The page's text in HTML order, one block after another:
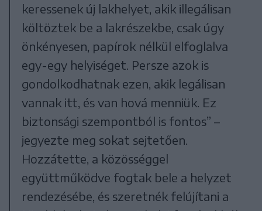
keressenek új lakhelyet, akik illegálisan
költöztek be a lakrészekbe, csak úgy
önkényesen, papírok nélkül elfoglalva
egy-egy helyiséget. Persze azok is
gondolkodhatnak ezen, akik legálisan
vannak itt, és van hová menniük. Ez
biztonsági szempontból is fontos” –
jegyezte meg sokat sejtetően.
Hozzátette, a közösséggel
együttműködve fogtak bele a helyzet
rendezésébe, és szeretnék felújítani a